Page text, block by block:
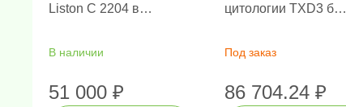
Liston C 2204 в
В наличии
51 000 ₽
цитологии TXD3 без
Под заказ
86 704.24 ₽